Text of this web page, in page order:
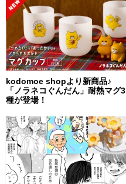
kodomoe shopより新商品♪
「ノラネコぐんだん」耐熱マグ3
種が登場！